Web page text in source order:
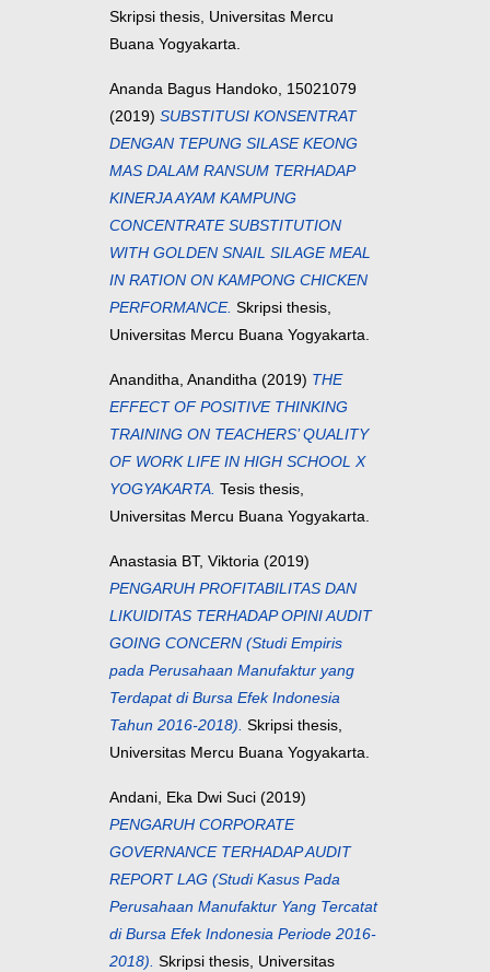
Skripsi thesis, Universitas Mercu
Buana Yogyakarta.
Ananda Bagus Handoko, 15021079
(2019) SUBSTITUSI KONSENTRAT
DENGAN TEPUNG SILASE KEONG
MAS DALAM RANSUM TERHADAP
KINERJA AYAM KAMPUNG
CONCENTRATE SUBSTITUTION
WITH GOLDEN SNAIL SILAGE MEAL
IN RATION ON KAMPONG CHICKEN
PERFORMANCE. Skripsi thesis,
Universitas Mercu Buana Yogyakarta.
Ananditha, Ananditha (2019) THE
EFFECT OF POSITIVE THINKING
TRAINING ON TEACHERS’ QUALITY
OF WORK LIFE IN HIGH SCHOOL X
YOGYAKARTA. Tesis thesis,
Universitas Mercu Buana Yogyakarta.
Anastasia BT, Viktoria (2019)
PENGARUH PROFITABILITAS DAN
LIKUIDITAS TERHADAP OPINI AUDIT
GOING CONCERN (Studi Empiris
pada Perusahaan Manufaktur yang
Terdapat di Bursa Efek Indonesia
Tahun 2016-2018). Skripsi thesis,
Universitas Mercu Buana Yogyakarta.
Andani, Eka Dwi Suci (2019)
PENGARUH CORPORATE
GOVERNANCE TERHADAP AUDIT
REPORT LAG (Studi Kasus Pada
Perusahaan Manufaktur Yang Tercatat
di Bursa Efek Indonesia Periode 2016-
2018). Skripsi thesis, Universitas